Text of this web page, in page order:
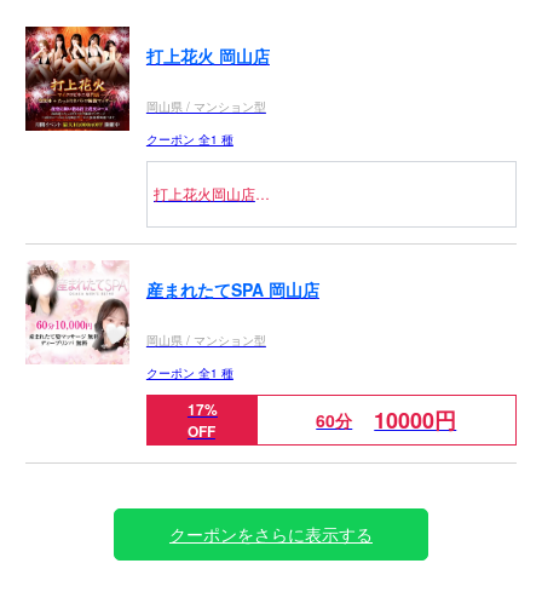
打上花火 岡山店
岡山県 / マンション型
クーポン 全1 種
打上花火岡山店
夜空に舞い散る打上花火コース
（泡洗体+全身たっぷりネバトロ極液マッサージ）
80分コース24000円→17000円（7000円OFF）
新オプション
極秘衣装泡洗体&マッサージ5000円
※待機セラピスト2名以上からのご案内になります。
※待機状況確認後のフリーのご案内はございません。
※在籍エリア以外のご案内・出張不可になります。
産まれたてSPA 岡山店
岡山県 / マンション型
クーポン 全1 種
17%
OFF
60分 10000円
クーポンをさらに表示する